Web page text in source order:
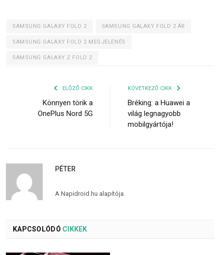
SAMSUNG GALAXY FOLD 2 SAMSUNG GALAXY FOLD 2 ÁR
SAMSUNG GALAXY FOLD 2 MEGJELENÉS
SAMSUNG GALAXY Z FOLD 2
ELŐZŐ CIKK
Könnyen törik a
OnePlus Nord 5G
KÖVETKEZŐ CIKK
Bréking: a Huawei a
világ legnagyobb
mobilgyártója!
PÉTER
A Napidroid.hu alapítója.
KAPCSOLÓDÓ CIKKEK